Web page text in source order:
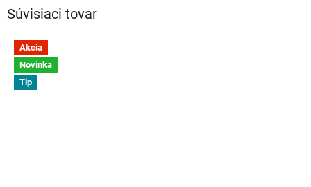
Súvisiaci tovar
Akcia
Novinka
Tip